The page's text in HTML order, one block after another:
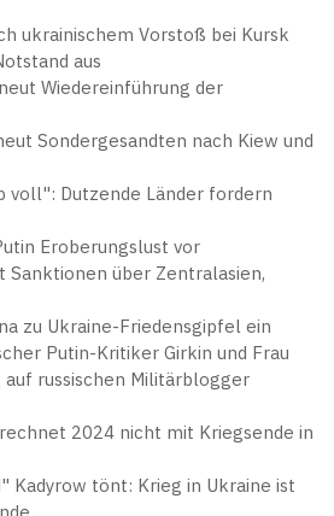
ukrainischem Vorstoß bei Kursk
aus
Wiedereinführung der
Sondergesandten nach Kiew und
voll": Dutzende Länder fordern
Eroberungslust vor
Sanktionen über Zentralasien,
zu Ukraine-Friedensgipfel ein
Putin-Kritiker Girkin und Frau
russischen Militärblogger
2024 nicht mit Kriegsende in
Kadyrow tönt: Krieg in Ukraine ist